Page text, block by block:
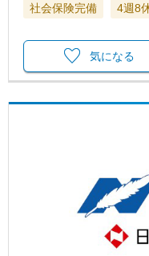
社会保険完備 4週8
気になる